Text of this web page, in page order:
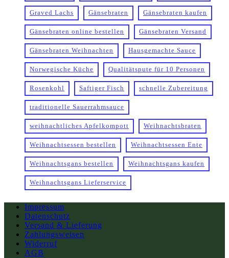
Graved Lachs Gänsebraten Gänsebraten kaufen
Gänsebraten online bestellen Gänsebraten Versand
Gänsebraten Weihnachten Hausgemachte Sauce
Norwegische Küche Qualitätspute für 10 Personen
Rosenkohl Saftiger Fisch schnelle Zubereitung
traditionelle Sauerrahmsauce
weihnachtliches Apfelkompott Weihnachtsbraten
Weihnachtsessen bestellen Weihnachtsessen Ente
Weihnachtsgans bestellen Weihnachtsgans kaufen
Weihnachtsgans Lieferservice
Impressum
Datenschutz
Versand & Lieferung
Zahlungsweisen
Widerruf
AGB